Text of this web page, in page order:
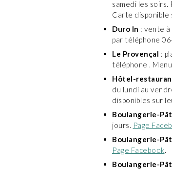
samedi les
Carte disponible
Duro In : vente
par téléphone
Le Provençal :
téléphone .
Hôtel-
du lundi au
disponibles sur
Boulangerie-
jours. Page
Boulangerie-
Page Facebook.
Boulangerie-